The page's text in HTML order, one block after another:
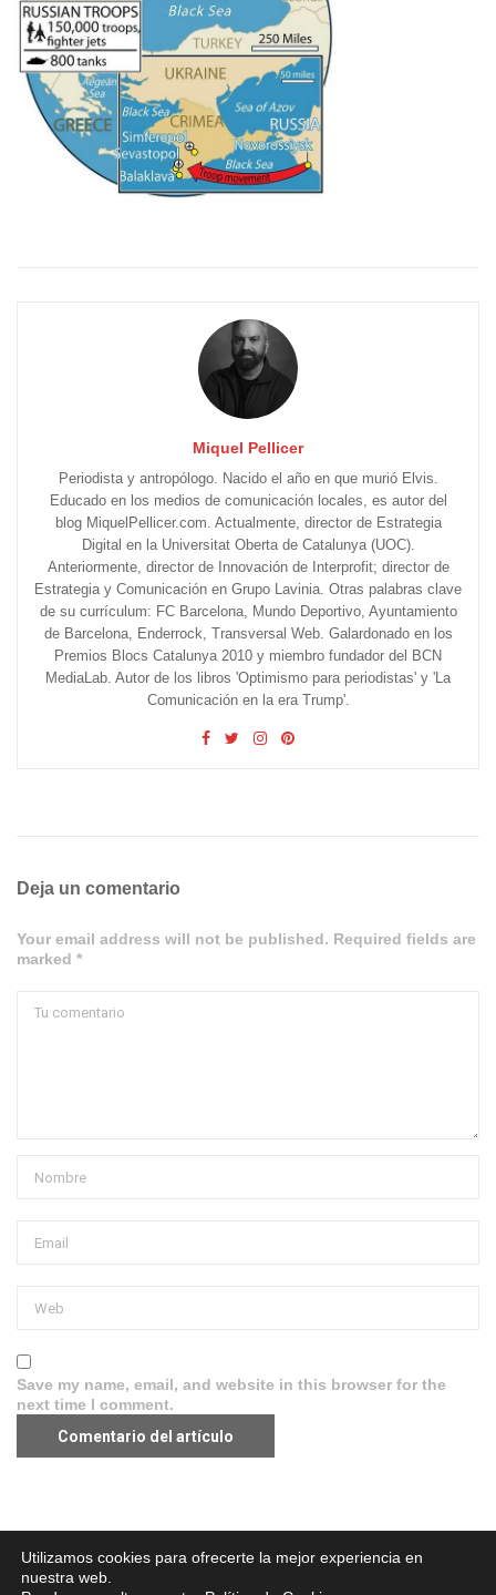
Miquel Pellicer
Periodista y antropólogo. Nacido el año en que murió Elvis.
Educado en los medios de comunicación locales, es autor del
blog MiquelPellicer.com. Actualmente, director de Estrategia
Digital en la Universitat Oberta de Catalunya (UOC).
Anteriormente, director de Innovación de Interprofit; director de
Estrategia y Comunicación en Grupo Lavinia. Otras palabras clave
de su currículum: FC Barcelona, Mundo Deportivo, Ayuntamiento
de Barcelona, Enderrock, Transversal Web. Galardonado en los
Premios Blocs Catalunya 2010 y miembro fundador del BCN
MediaLab. Autor de los libros 'Optimismo para periodistas' y 'La
Comunicación en la era Trump'.
Deja un comentario
Your email address will not be published. Required fields are
marked *
Save my name, email, and website in this browser for the
next time I comment.
Aviso legal·Política de Privacidad·Política de Cookies
Utilizamos cookies para ofrecerte la mejor experiencia en
nuestra web.